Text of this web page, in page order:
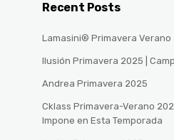
Recent Posts
Lamasini® Primavera Verano
Ilusión Primavera 2025 |
Andrea Primavera 2025
Cklass Primavera-Verano
Impone en Esta Temporada